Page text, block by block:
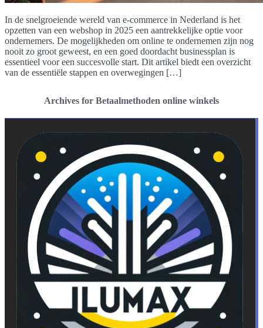
In de snelgroeiende wereld van e-commerce in Nederland is het
opzetten van een webshop in 2025 een aantrekkelijke optie voor
ondernemers. De mogelijkheden om online te ondernemen zijn nog
nooit zo groot geweest, en een goed doordacht businessplan is
essentieel voor een succesvolle start. Dit artikel biedt een overzicht
van de essentiële stappen en overwegingen […]
Archives for Betaalmethoden online winkels